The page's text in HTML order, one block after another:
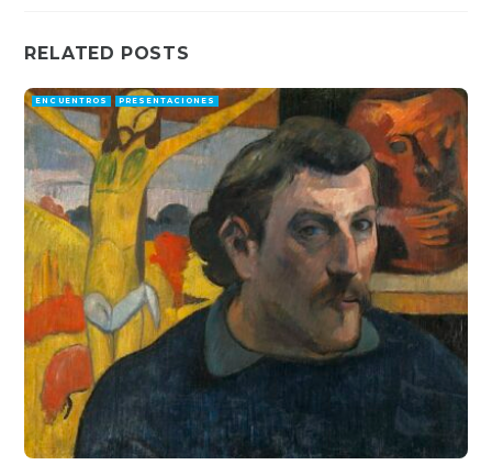
RELATED POSTS
ENCUENTROS PRESENTACIONES